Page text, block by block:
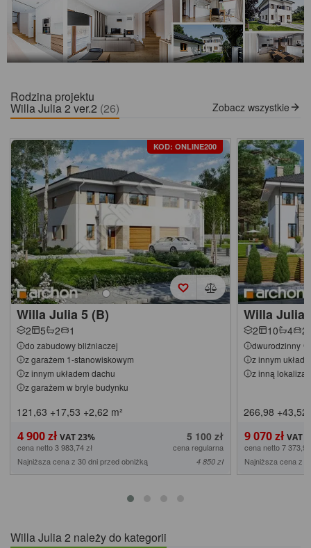
Rodzina projektu
Willa Julia 2 ver.2 (26) Zobacz wszystkie
KOD: ONLINE200
Willa Julia 5 (B)
2 5 2 1
do zabudowy bliźniaczej
z garażem 1-stanowiskowym
z innym układem dachu
z garażem w bryle budynku
121,63 +17,53 +2,62 m²
4 900 zł 5 100 zł
cena netto 3 983,74 zł
cena regularna
Najniższa cena z 30 dni przed obniżką
4 850 zł
Willa Julia
2 10 4 2
dwurodzinny
z innym
z inną
266,98 +43,52
9 070 zł
cena netto 7
Najniższa cena z
Willa Julia 2 należy do kategorii